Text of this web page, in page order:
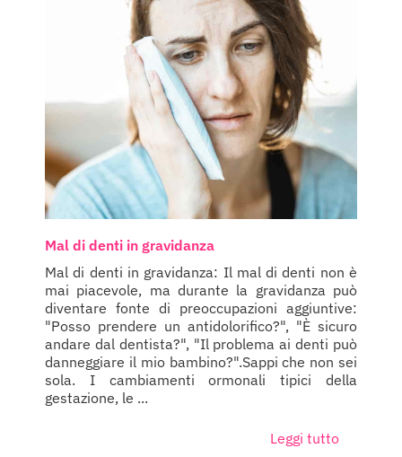
Mal di denti in gravidanza
Mal di denti in gravidanza: Il mal di denti non è
mai piacevole, ma durante la gravidanza può
diventare fonte di preoccupazioni aggiuntive:
"Posso prendere un antidolorifico?", "È sicuro
andare dal dentista?", "Il problema ai denti può
danneggiare il mio bambino?".Sappi che non sei
sola. I cambiamenti ormonali tipici della
gestazione, le ...
Leggi tutto